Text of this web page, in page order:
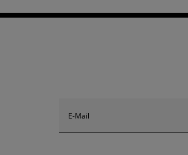
E-Mail